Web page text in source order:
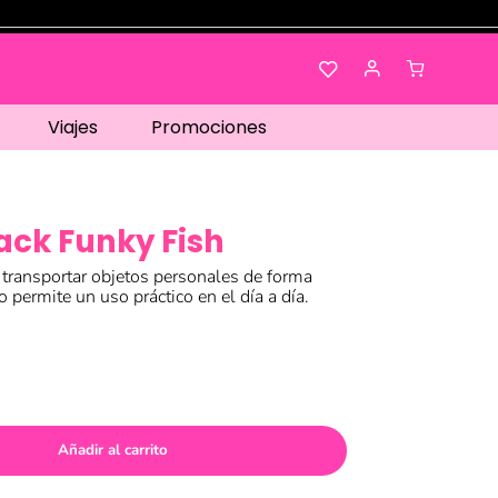
Viajes Promociones
Funky Fish
objetos personales de forma
permite un uso práctico en el día a día.
Añadir al carrito